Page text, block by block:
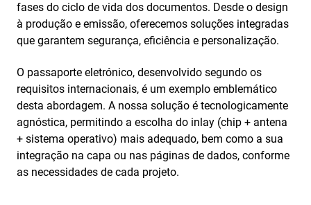
fases do ciclo de vida dos documentos. Desde o design
à produção e emissão, oferecemos soluções integradas
que garantem segurança, eficiência e personalização.
O passaporte eletrónico, desenvolvido segundo os
requisitos internacionais, é um exemplo emblemático
desta abordagem. A nossa solução é tecnologicamente
agnóstica, permitindo a escolha do inlay (chip + antena
+ sistema operativo) mais adequado, bem como a sua
integração na capa ou nas páginas de dados, conforme
as necessidades de cada projeto.